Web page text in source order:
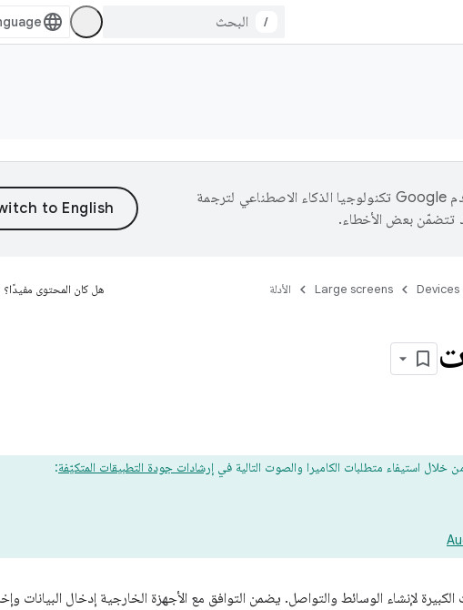
/
تستخدم Google تكنولوجيا الذكاء الاصطناعي لترجمة
تتضمّن بعض الأخطاء.
Devices
Large screens الأدلة هل كان المحتوى مفيدًا؟
خلال استيفاء متطلبات الكاميرا والصوت التالية في إرشادات جودة التطبيقات المتكيّفة:
لإنشاء الوسائط والتواصل. يضمن التوافق مع الأجهزة الخارجية إدخال البيانات